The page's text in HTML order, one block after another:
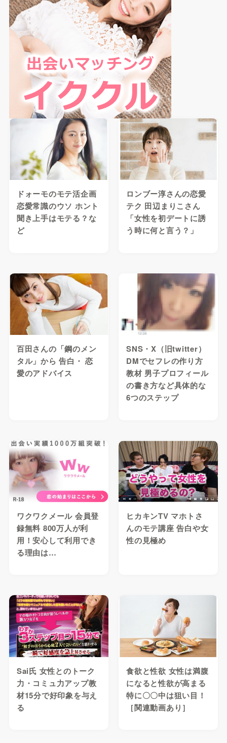
ドォーモのモテ活企画
恋愛常識のウソ ホント
聞き上手はモテる？な
ど
ロンブー淳さんの恋愛
テク 田辺まりこさん
「女性を初デートに誘
う時に何と言う？」
百田さんの「鋼のメン
タル」から 告白・ 恋
愛のアドバイス
SNS・X（旧twitter）
DMでセフレの作り方
教材 男子プロフィール
の書き方など具体的な
6つのステップ
ワクワクメール 会員登
録無料 800万人が利
用！安心して利用でき
る理由は…
ヒカキンTV マホトさ
んのモテ講座 告白や女
性の見極め
Sai氏 女性とのトーク
力・コミュ力アップ教
材15分で好印象を与え
る
食欲と性欲 女性は満腹
になると性欲が高まる
特に〇〇中は狙い目！
［関連動画あり］